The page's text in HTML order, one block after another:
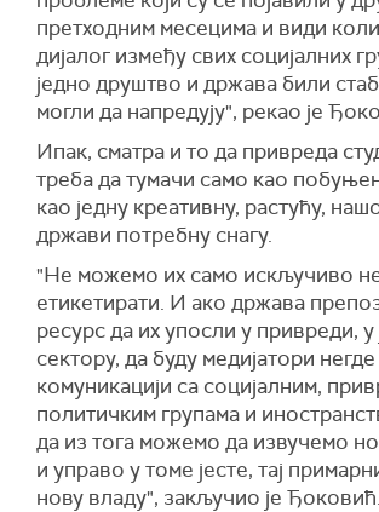
претходним месецима и види
дијалог између свих социјалних
једно друштво и држава били
могли да напредују", рекао је
Ипак, сматра и то да привреда
треба да тумачи само као
као једну креативну, растућу,
држави потребну снагу.
"Не можемо их само искључиво
етикетирати. И ако држава
ресурс да их упосли у привреди, у
сектору, да буду медијатори
комуникацији са социјалним,
политичким групама и
да из тога можемо да извучемо
и управо у томе јесте, тај
нову владу", закључио је Ђоковић.